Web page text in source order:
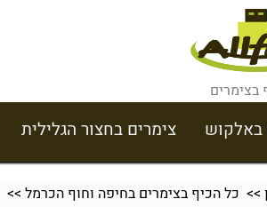
בצימרים
באלקוש צימרים בחצור הגלילית
>> כל הכיף בצימרים בחיפה וחוף הכרמל >>